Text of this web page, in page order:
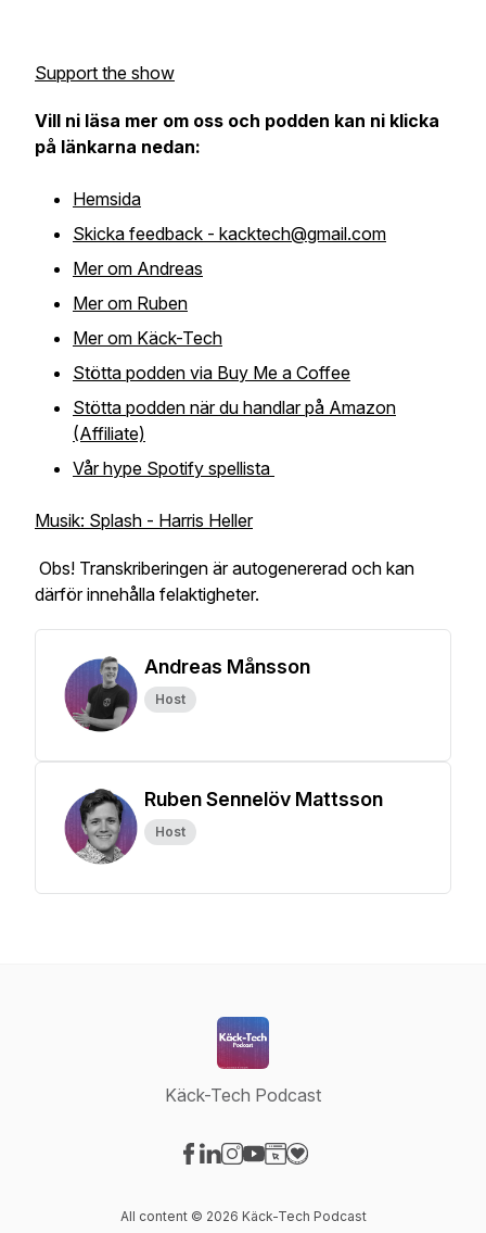
Support the show
Vill ni läsa mer om oss och podden kan ni klicka
på länkarna nedan:
Hemsida
Skicka feedback - kacktech@gmail.com
Mer om Andreas
Mer om Ruben
Mer om Käck-Tech
Stötta podden via Buy Me a Coffee
Stötta podden när du handlar på Amazon
(Affiliate)
Vår hype Spotify spellista
Musik: Splash - Harris Heller
Obs! Transkriberingen är autogenererad och kan
därför innehålla felaktigheter.
Andreas Månsson
Host
Ruben Sennelöv Mattsson
Host
Käck-Tech Podcast
All content © 2026 Käck-Tech Podcast